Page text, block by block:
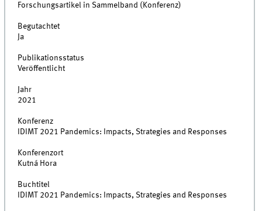
Forschungsartikel in Sammelband (Konferenz)
Begutachtet
Ja
Publikationsstatus
Veröffentlicht
Jahr
2021
Konferenz
IDIMT 2021 Pandemics: Impacts, Strategies and Responses
Konferenzort
Kutná Hora
Buchtitel
IDIMT 2021 Pandemics: Impacts, Strategies and Responses